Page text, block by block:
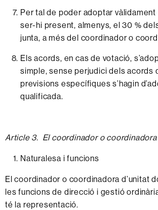
Pertal de poder adoptar vàlidament
ser-hi present, almenys, el 30 %
junta, a més del coordinadoro
Elsacords, encas de votació,
simple,sense perjudici dels acords
previsions específiques s’hagin
qualificada.
Article 3. El coordinador o coordinadora
Naturalesa ifuncions
El coordinador o coordinadora d’unitat
lesfuncions de direcció i gestió
té la representació.